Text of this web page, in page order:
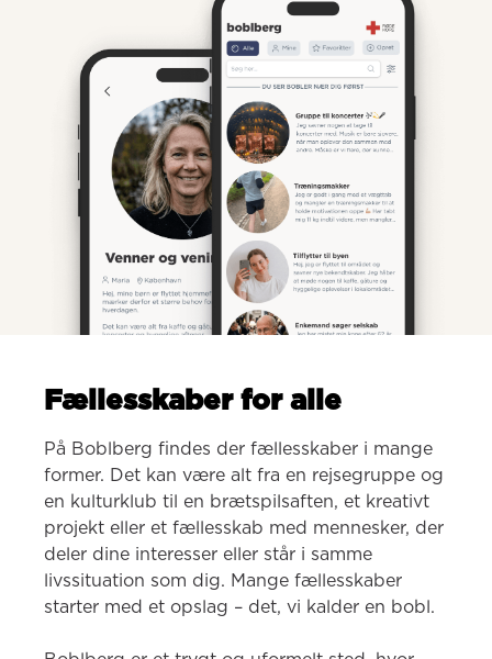
Fællesskaber for alle
På Boblberg findes der fællesskaber i mange
former. Det kan være alt fra en rejsegruppe og
en kulturklub til en brætspilsaften, et kreativt
projekt eller et fællesskab med mennesker, der
deler dine interesser eller står i samme
livssituation som dig. Mange fællesskaber
starter med et opslag – det, vi kalder en bobl.